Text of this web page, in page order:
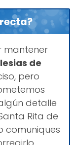
mantener
de
pero
detalle
Rita de
comuniques